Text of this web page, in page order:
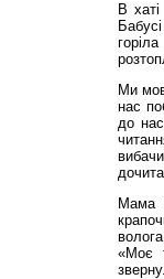
В
Ми
нас
до
Мама
«Моє